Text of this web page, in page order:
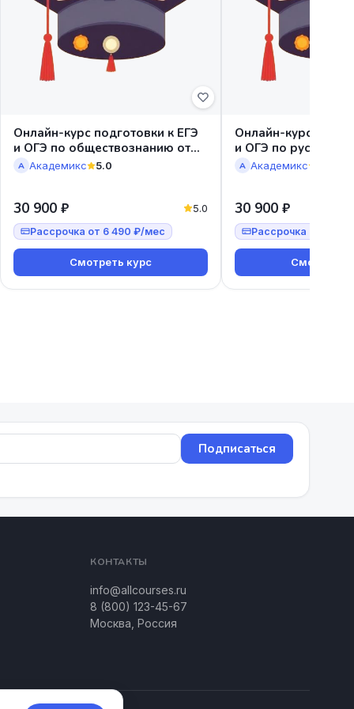
Онлайн-курс подготовки к ЕГЭ
и ОГЭ по обществознанию от
Академикс
А Академикс 5.0
30 900 ₽ 5.0
Рассрочка от 6 490 ₽/мес
Смотреть курс
Онлайн-курс
и ОГЭ по русскому
А Академикс
30 900 ₽
Рассрочка от 6
Смотреть
Подписаться
КОНТАКТЫ
info@allcourses.ru
8 (800) 123-45-67
Москва, Россия